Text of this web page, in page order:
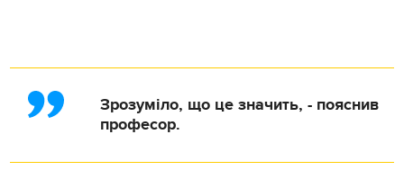
Зрозуміло, що це значить, - пояснив
професор.